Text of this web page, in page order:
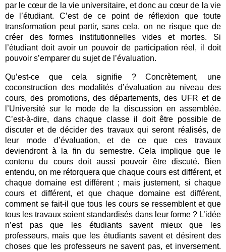
par le cœur de la vie universitaire, et donc au cœur de la vie
de l’étudiant. C’est de ce point de réflexion que toute
transformation peut partir, sans cela, on ne risque que de
créer des formes institutionnelles vides et mortes. Si
l’étudiant doit avoir un pouvoir de participation réel, il doit
pouvoir s’emparer du sujet de l’évaluation.
Qu’est-ce que cela signifie ? Concrètement, une
coconstruction des modalités d’évaluation au niveau des
cours, des promotions, des départements, des UFR et de
l’Université sur le mode de la discussion en assemblée.
C’est-à-dire, dans chaque classe il doit être possible de
discuter et de décider des travaux qui seront réalisés, de
leur mode d’évaluation, et de ce que ces travaux
deviendront à la fin du semestre. Cela implique que le
contenu du cours doit aussi pouvoir être discuté. Bien
entendu, on me rétorquera que chaque cours est différent, et
chaque domaine est différent ; mais justement, si chaque
cours et différent, et que chaque domaine est différent,
comment se fait-il que tous les cours se ressemblent et que
tous les travaux soient standardisés dans leur forme ? L’idée
n’est pas que les étudiants savent mieux que les
professeurs, mais que les étudiants savent et désirent des
choses que les professeurs ne savent pas, et inversement.